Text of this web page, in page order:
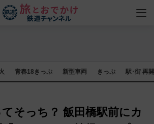
青春18きっぷ 新型車両 きっぷ 駅･街 再
そっち？ 飯田橋駅前にカ